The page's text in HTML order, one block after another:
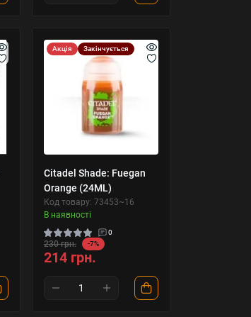
Акція Закінчується
Citadel Shade: Fuegan
Orange (24ML)
Код товару: 73453~16
В наявності
0
230 грн. -7%
214 грн.